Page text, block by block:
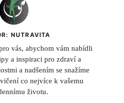
NUTRAVITA
vás, abychom vám nabídli
a inspiraci pro zdraví a
a nadšením se snažíme
co nejvíce k vašemu
životu.